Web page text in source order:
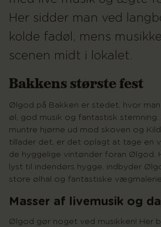
Her sidder man ved
kolde fadøl, mens
scenen midt i lokalet.
Bakkens største fest
Ølgod på Bakken er stedet, hvor
øl, god musik og fantastisk
muntre hjørne ud mod skoven og
tillader det, er det oplagt at tage en
de hyggelige vintønder foran Ølgod.
lyst til indendørs hygge, indbyder
store ølhal og fantastiske
Masser af livemusik og
Ølgod gør noget ved musikken! Her